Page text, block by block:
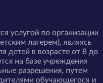
услугой по организации
лагерем), являясь
детей в возрасте от 8 до
на базе учреждения
разрешения, путем
обучающегося и